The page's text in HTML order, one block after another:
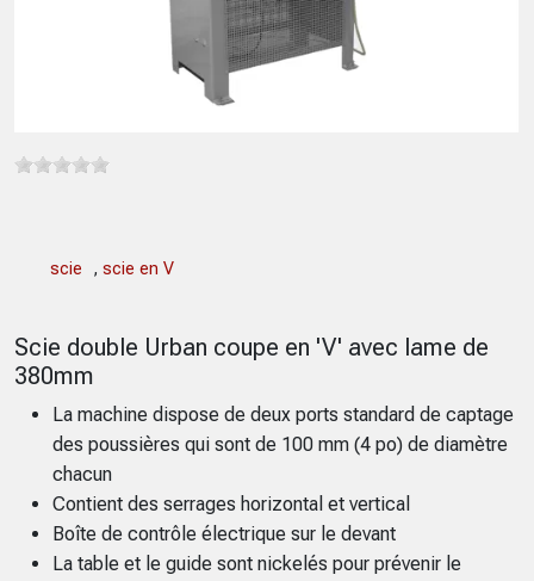
scie , scie en V
Scie double Urban coupe en 'V' avec lame de
380mm
La machine dispose de deux ports standard de captage
des poussières qui sont de 100 mm (4 po) de diamètre
chacun
Contient des serrages horizontal et vertical
Boîte de contrôle électrique sur le devant
La table et le guide sont nickelés pour prévenir le